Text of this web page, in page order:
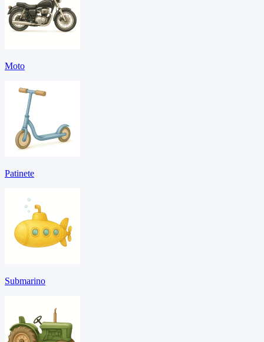
Moto
Patinete
Submarino